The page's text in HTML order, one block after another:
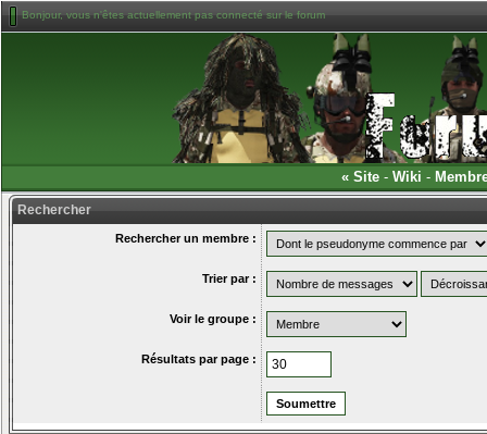
Bonjour, vous n'êtes actuellement pas connecté sur le forum
« Site - Wiki -
Rechercher
Rechercher un membre :
Trier par :
Voir le groupe :
Résultats par page :